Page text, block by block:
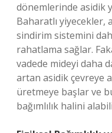
dönemlerinde asidik
Baharatlı yiyecekler,
sindirim sistemini
rahatlama sağlar.
vadede mideyi daha
artan asidik çevreye
üretmeye başlar ve
bağımlılık halini